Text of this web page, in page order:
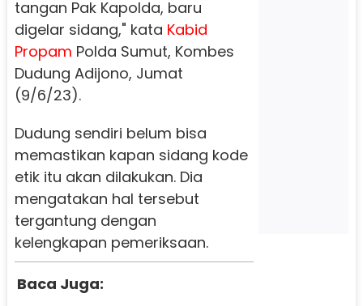
tangan Pak Kapolda, baru
digelar sidang," kata Kabid
Propam Polda Sumut, Kombes
Dudung Adijono, Jumat
(9/6/23).
Dudung sendiri belum bisa
memastikan kapan sidang kode
etik itu akan dilakukan. Dia
mengatakan hal tersebut
tergantung dengan
kelengkapan pemeriksaan.
Baca Juga: